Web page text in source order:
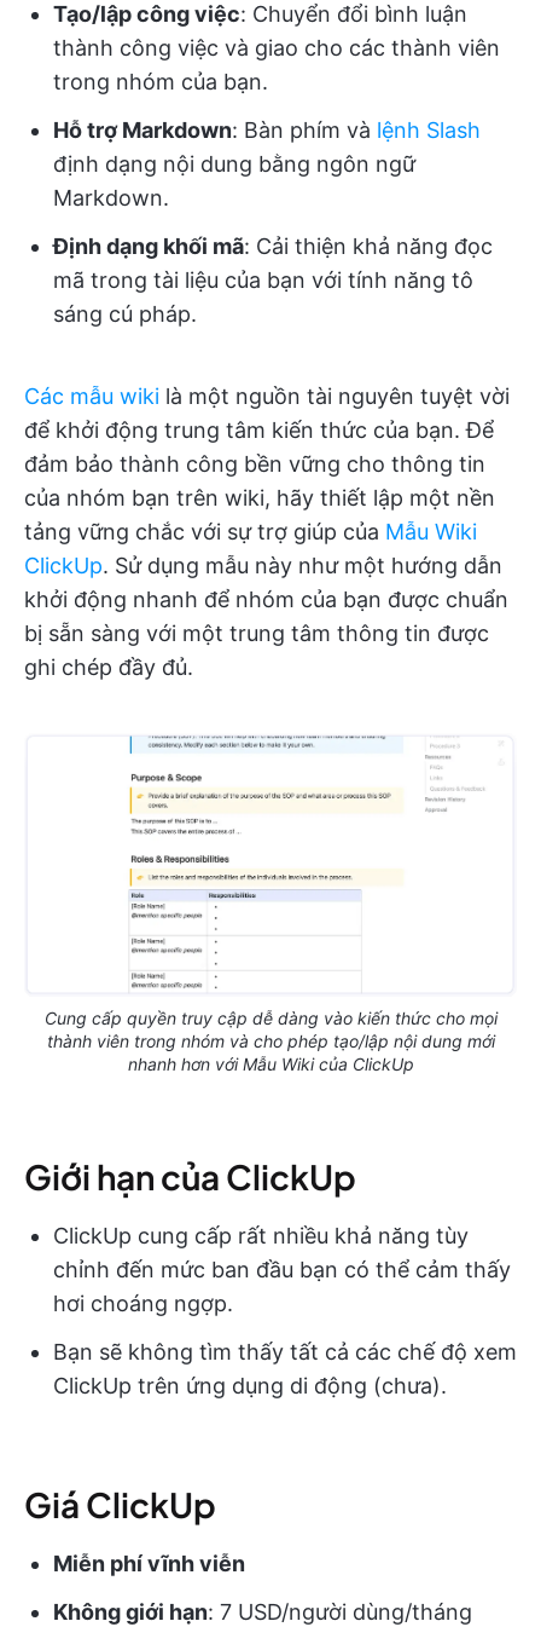
Tạo/lập công việc: Chuyển đổi bình luận
thành công việc và giao cho các thành viên
trong nhóm của bạn.
Hỗ trợ Markdown: Bàn phím và lệnh Slash
định dạng nội dung bằng ngôn ngữ
Markdown.
Định dạng khối mã: Cải thiện khả năng đọc
mã trong tài liệu của bạn với tính năng tô
sáng cú pháp.
Các mẫu wiki là một nguồn tài nguyên tuyệt vời
để khởi động trung tâm kiến thức của bạn. Để
đảm bảo thành công bền vững cho thông tin
của nhóm bạn trên wiki, hãy thiết lập một nền
tảng vững chắc với sự trợ giúp của Mẫu Wiki
ClickUp. Sử dụng mẫu này như một hướng dẫn
khởi động nhanh để nhóm của bạn được chuẩn
bị sẵn sàng với một trung tâm thông tin được
ghi chép đầy đủ.
Cung cấp quyền truy cập dễ dàng vào kiến thức cho mọi
thành viên trong nhóm và cho phép tạo/lập nội dung mới
nhanh hơn với Mẫu Wiki của ClickUp
Giới hạn của ClickUp
ClickUp cung cấp rất nhiều khả năng tùy
chỉnh đến mức ban đầu bạn có thể cảm thấy
hơi choáng ngợp.
Bạn sẽ không tìm thấy tất cả các chế độ xem
ClickUp trên ứng dụng di động (chưa).
Giá ClickUp
Miễn phí vĩnh viễn
Không giới hạn: 7 USD/người dùng/tháng